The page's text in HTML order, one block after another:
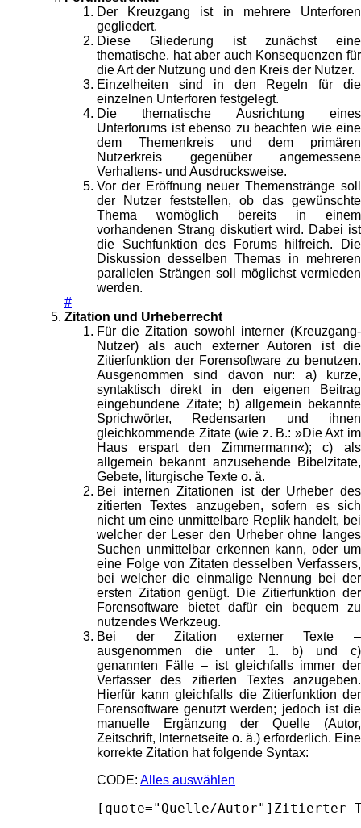
Der Kreuzgang ist in mehrere Unterforen
gegliedert.
Diese Gliederung ist zunächst eine
thematische, hat aber auch Konsequenzen für
die Art der Nutzung und den Kreis der Nutzer.
Einzelheiten sind in den Regeln für die
einzelnen Unterforen festgelegt.
Die thematische Ausrichtung eines
Unterforums ist ebenso zu beachten wie eine
dem Themenkreis und dem primären
Nutzerkreis gegenüber angemessene
Verhaltens- und Ausdrucksweise.
Vor der Eröffnung neuer Themenstränge soll
der Nutzer feststellen, ob das gewünschte
Thema womöglich bereits in einem
vorhandenen Strang diskutiert wird. Dabei ist
die Suchfunktion des Forums hilfreich. Die
Diskussion desselben Themas in mehreren
parallelen Strängen soll möglichst vermieden
werden.
#
Zitation und Urheberrecht
Für die Zitation sowohl interner (Kreuzgang-
Nutzer) als auch externer Autoren ist die
Zitierfunktion der Forensoftware zu benutzen.
Ausgenommen sind davon nur: a) kurze,
syntaktisch direkt in den eigenen Beitrag
eingebundene Zitate; b) allgemein bekannte
Sprichwörter, Redensarten und ihnen
gleichkommende Zitate (wie z. B.: »Die Axt im
Haus erspart den Zimmermann«); c) als
allgemein bekannt anzusehende Bibelzitate,
Gebete, liturgische Texte o. ä.
Bei internen Zitationen ist der Urheber des
zitierten Textes anzugeben, sofern es sich
nicht um eine unmittelbare Replik handelt, bei
welcher der Leser den Urheber ohne langes
Suchen unmittelbar erkennen kann, oder um
eine Folge von Zitaten desselben Verfassers,
bei welcher die einmalige Nennung bei der
ersten Zitation genügt. Die Zitierfunktion der
Forensoftware bietet dafür ein bequem zu
nutzendes Werkzeug.
Bei der Zitation externer Texte –
ausgenommen die unter 1. b) und c)
genannten Fälle – ist gleichfalls immer der
Verfasser des zitierten Textes anzugeben.
Hierfür kann gleichfalls die Zitierfunktion der
Forensoftware genutzt werden; jedoch ist die
manuelle Ergänzung der Quelle (Autor,
Zeitschrift, Internetseite o. ä.) erforderlich. Eine
korrekte Zitation hat folgende Syntax:
CODE: Alles auswählen
[quote="Quelle/Autor"]Zitierter